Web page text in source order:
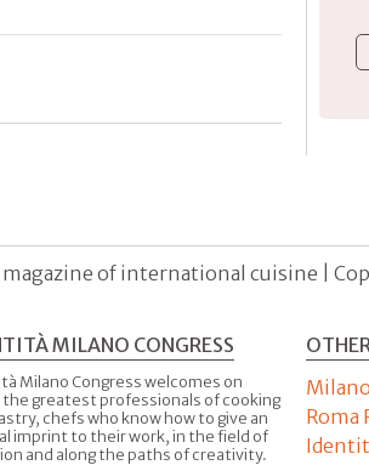
of international cuisine |
MILANO CONGRESS
Milano Congress welcomes on
the greatest professionals of cooking
chefs who know how to give an
imprint to their work, in the field of
and along the paths of creativity.
Roma